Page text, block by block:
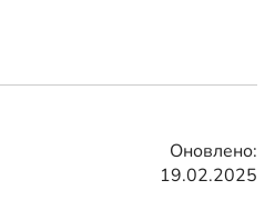
Оновлено:
19.02.2025